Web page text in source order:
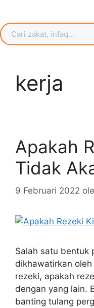
kerja
Apakah
Tidak
9 Februari 2022
Salah satu bentuk
dikhawatirkan
rezeki, apakah
dengan yang lain.
banting tulang